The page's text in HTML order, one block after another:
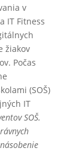
v
IT Fitness
žiakov
Počas
(SOŠ)
IT
SOŠ.